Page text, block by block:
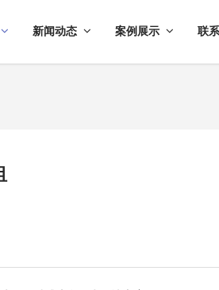
新闻动态 案例展示 联